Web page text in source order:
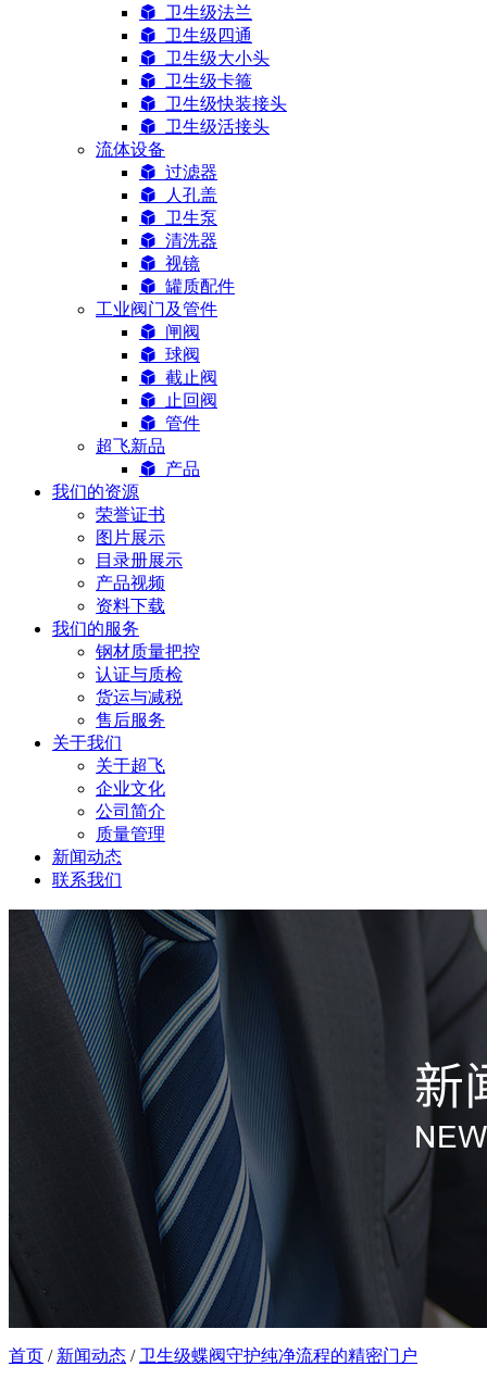
卫生级法兰
卫生级四通
卫生级大小头
卫生级卡箍
卫生级快装接头
卫生级活接头
流体设备
过滤器
人孔盖
卫生泵
清洗器
视镜
罐质配件
工业阀门及管件
闸阀
球阀
截止阀
止回阀
管件
超飞新品
产品
我们的资源
荣誉证书
图片展示
目录册展示
产品视频
资料下载
我们的服务
钢材质量把控
认证与质检
货运与减税
售后服务
关于我们
关于超飞
企业文化
公司简介
质量管理
新闻动态
联系我们
首页 / 新闻动态 / 卫生级蝶阀守护纯净流程的精密门户